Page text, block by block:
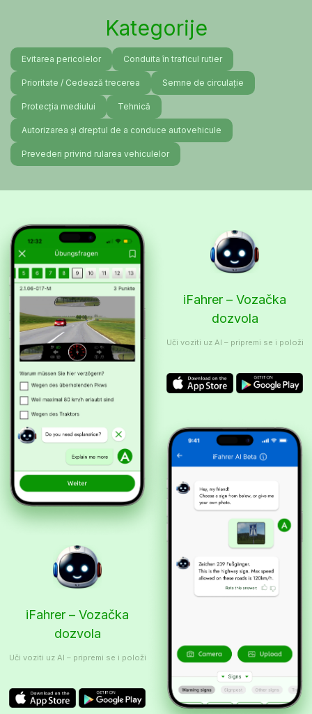
Kategorije
Evitarea pericolelor Conduita în traficul rutier
Prioritate / Cedează trecerea Semne de circulație
Protecția mediului Tehnică
Autorizarea și dreptul de a conduce autovehicule
Prevederi privind rularea vehiculelor
iFahrer – Vozačka
dozvola
Uči voziti uz AI – pripremi se i položi
iFahrer – Vozačka
dozvola
Uči voziti uz AI – pripremi se i položi